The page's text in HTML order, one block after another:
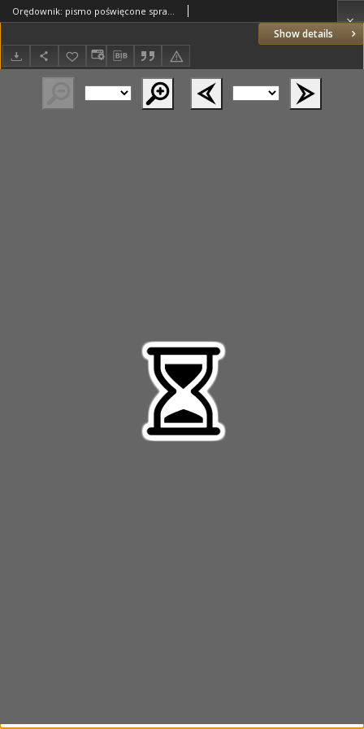
Show details
Orędownik: pismo poświęcone sprawom politycznym i spółecznym. 1889.05.17 R.19 nr113